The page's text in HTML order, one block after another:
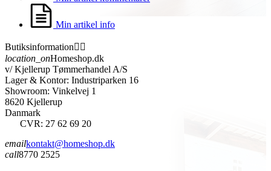
Min artikel info
Butiksinformation 
location_onHomeshop.dk
v/ Kjellerup Tømmerhandel A/S
Lager & Kontor: Industriparken 16
Showroom: Vinkelvej 1
8620 Kjellerup
Danmark
CVR: 27 62 69 20
emailkontakt@homeshop.dk
call8770 2525